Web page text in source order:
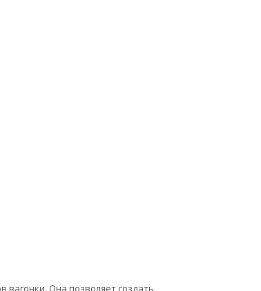
вагонки. Она позволяет создать